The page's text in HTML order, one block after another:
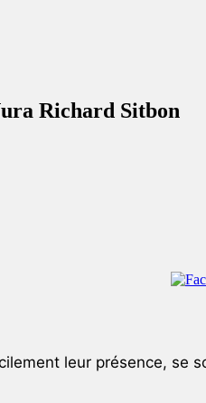
Richard Sitbon
leur présence, se